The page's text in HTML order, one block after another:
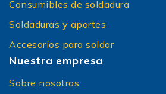
Consumibles de soldadura
Soldaduras y aportes
Accesorios para soldar
Nuestra empresa
Sobre nosotros